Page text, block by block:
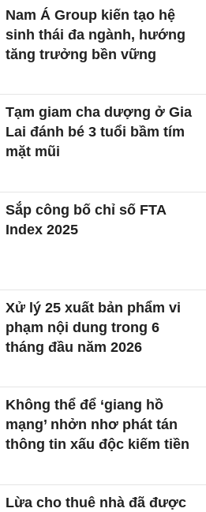
Nam Á Group kiến tạo hệ
sinh thái đa ngành, hướng
tăng trưởng bền vững
Tạm giam cha dượng ở Gia
Lai đánh bé 3 tuổi bầm tím
mặt mũi
Sắp công bố chỉ số FTA
Index 2025
Xử lý 25 xuất bản phẩm vi
phạm nội dung trong 6
tháng đầu năm 2026
Không thể để ‘giang hồ
mạng’ nhởn nhơ phát tán
thông tin xấu độc kiếm tiền
Lừa cho thuê nhà đã được